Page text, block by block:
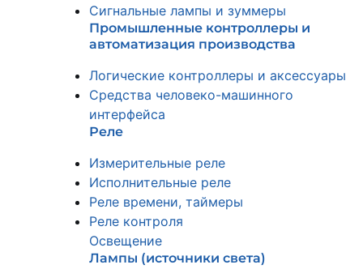
Сигнальные лампы и зуммеры
Промышленные контроллеры и
автоматизация производства
Логические контроллеры и аксессуары
Средства человеко-машинного
интерфейса
Реле
Измерительные реле
Исполнительные реле
Реле времени, таймеры
Реле контроля
Освещение
Лампы (источники света)